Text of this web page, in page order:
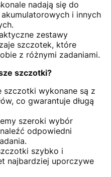
nadają się do
i innych
zestawy
szczotek, które
z różnymi zadaniami.
szczotki?
szczotki wykonane są z
co gwarantuje długą
szeroki wybór
odpowiedni
szybko i
najbardziej uporczywe